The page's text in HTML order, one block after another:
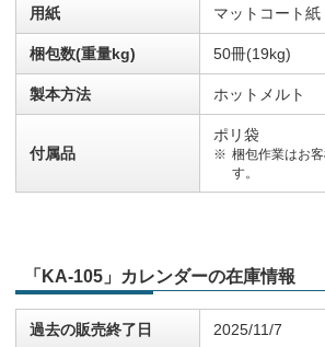
用紙 マットコート紙
梱包数(重量kg) 50冊(19kg)
製本方法 ホットメルト
付属品
ポリ袋
梱包作業はお
す。
「KA-105」カレンダーの在庫情報
過去の販売終了日 2025/11/7